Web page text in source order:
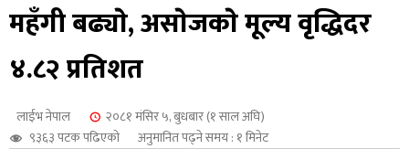
महँगी बढ्याे, असाेजकाे मूल्य वृद्धिदर
४.८२ प्रतिशत
लाईभ नेपाल
२०८१ मंसिर ५, बुधबार (१ साल अघि)
९३६३ पटक पढिएको
अनुमानित पढ्ने समय : १ मिनेट